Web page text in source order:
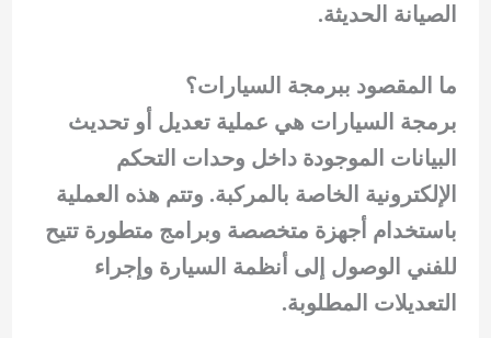
الصيانة الحديثة.
ما المقصود ببرمجة السيارات؟
برمجة السيارات هي عملية تعديل أو تحديث
البيانات الموجودة داخل وحدات التحكم
الإلكترونية الخاصة بالمركبة. وتتم هذه العملية
باستخدام أجهزة متخصصة وبرامج متطورة تتيح
للفني الوصول إلى أنظمة السيارة وإجراء
التعديلات المطلوبة.